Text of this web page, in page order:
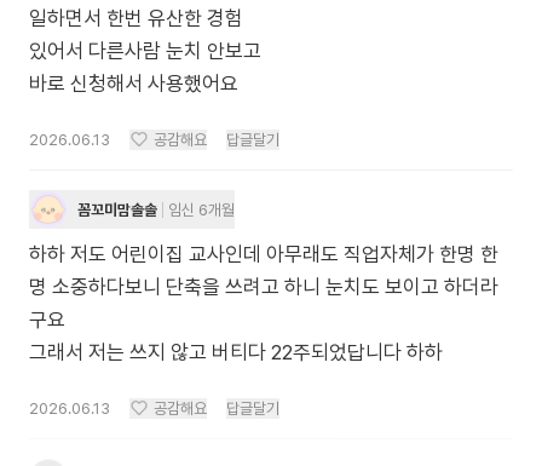
일하면서 한번 유산한 경험
있어서 다른사람 눈치 안보고
바로 신청해서 사용했어요
2026.06.13 공감해요 답글달기
꼼꼬미맘솔솔 임신 6개월
하하 저도 어린이집 교사인데 아무래도 직업자체가 한명 한
명 소중하다보니 단축을 쓰려고 하니 눈치도 보이고 하더라
구요
그래서 저는 쓰지 않고 버티다 22주되었답니다 하하
2026.06.13 공감해요 답글달기